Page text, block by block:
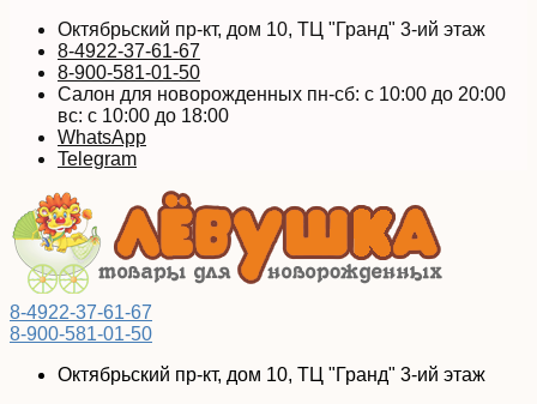
Октябрьский пр-кт, дом 10, ТЦ "Гранд" 3-ий этаж
8-4922-37-61-67
8-900-581-01-50
Салон для новорожденных пн-сб: с 10:00 до 20:00
вс: с 10:00 до 18:00
WhatsApp
Telegram
8-4922-37-61-67
8-900-581-01-50
Октябрьский пр-кт, дом 10, ТЦ "Гранд" 3-ий этаж